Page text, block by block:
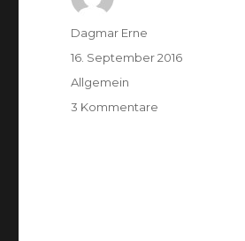
Autor
Dagmar Erne
Veröffentlicht
am
16. September 2016
Kategorien
Allgemein
3 Kommentare